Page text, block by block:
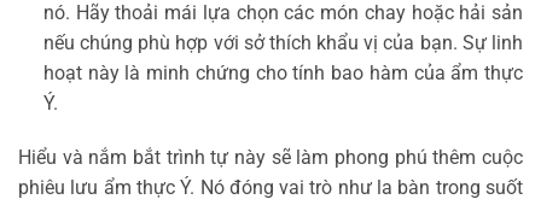
nó. Hãy thoải mái lựa chọn các món chay hoặc hải sản
nếu chúng phù hợp với sở thích khẩu vị của bạn. Sự linh
hoạt này là minh chứng cho tính bao hàm của ẩm thực
Ý.
Hiểu và nắm bắt trình tự này sẽ làm phong phú thêm cuộc
phiêu lưu ẩm thực Ý. Nó đóng vai trò như la bàn trong suốt